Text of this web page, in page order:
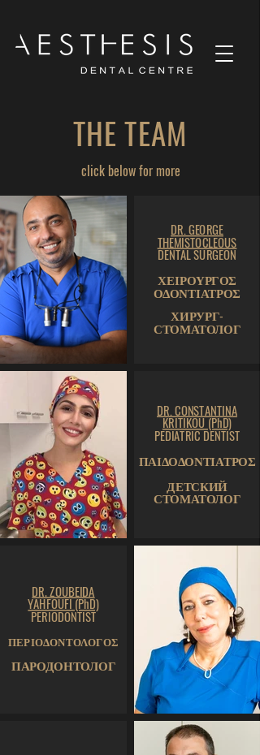
THE TEAM
click below for more
DR. GEORGE
THEMISTOCLEOUS
DENTAL SURGEON
ΧΕΙΡΟΥΡΓΟΣ
ΟΔΟΝΤΙΑΤΡΟΣ
ХИРУРГ-
СТОМАТОЛОГ
DR. CONSTANTINA
KRITIKOU (PhD)
PEDIATRIC DENTIST
ΠΑΙΔΟΔΟΝΤΙΑΤΡΟΣ
ДЕТСКИЙ
СТОМАТОЛОГ
DR. ZOUBEIDA
YAHFOUFI (PhD)
PERIODONTIST
ΠΕΡΙΟΔΟΝΤΟΛΟΓΟΣ
ПАРОДОНТОЛОГ